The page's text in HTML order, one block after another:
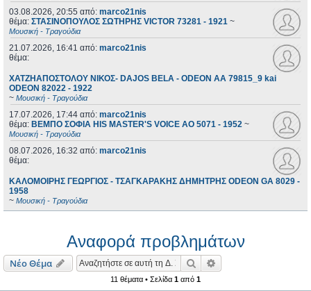
03.08.2026, 20:55 από: marco21nis
θέμα: ΣΤΑΣΙΝΟΠΟΥΛΟΣ ΣΩΤΗΡΗΣ VICTOR 73281 - 1921 ~
Μουσική - Τραγούδια
21.07.2026, 16:41 από: marco21nis
θέμα:
ΧΑΤΖΗΑΠΟΣΤΟΛΟΥ ΝΙΚΟΣ- DAJOS BELA - ODEON AA 79815_9 kai
ODEON 82022 - 1922
~ Μουσική - Τραγούδια
17.07.2026, 17:44 από: marco21nis
θέμα: ΒΕΜΠΟ ΣΟΦΙΑ HIS MASTER'S VOICE AO 5071 - 1952 ~
Μουσική - Τραγούδια
08.07.2026, 16:32 από: marco21nis
θέμα:
ΚΑΛΟΜΟΙΡΗΣ ΓΕΩΡΓΙΟΣ - ΤΣΑΓΚΑΡΑΚΗΣ ΔΗΜΗΤΡΗΣ ODEON GA 8029 -
1958
~ Μουσική - Τραγούδια
Αναφορά προβλημάτων
Νέο Θέμα Αναζήτηση
11 θέματα • Σελίδα 1 από 1